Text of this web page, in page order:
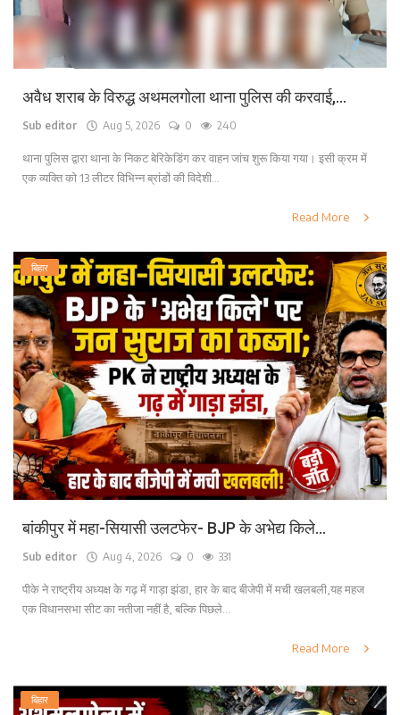
अवैध शराब के विरुद्ध अथमलगोला थाना पुलिस की करवाई,...
Sub editor Aug 5, 2026 0 240
थाना पुलिस द्वारा थाना के निकट बेरिकेडिंग कर वाहन जांच शुरू किया गया। इसी क्रम में
एक व्यक्ति को 13 लीटर विभिन्न ब्रांडों की विदेशी...
Read More
बिहार
बांकीपुर में महा-सियासी उलटफेर- BJP के अभेद्य किले...
Sub editor Aug 4, 2026 0 331
पीके ने राष्ट्रीय अध्यक्ष के गढ़ में गाड़ा झंडा, हार के बाद बीजेपी में मची खलबली,यह महज
एक विधानसभा सीट का नतीजा नहीं है, बल्कि पिछले...
Read More
बिहार